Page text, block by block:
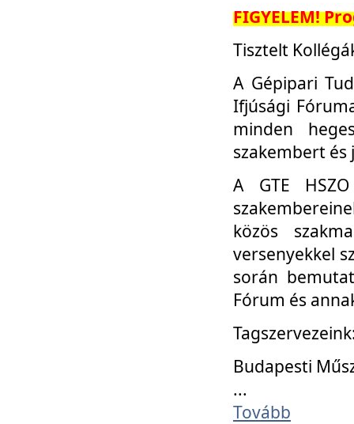
FIGYELEM!
Tisztelt
A Gépipari
Ifjúsági
minden
szakembert
A GTE
közös
versenyekkel
során
Fórum és
Budapesti
...
Tovább